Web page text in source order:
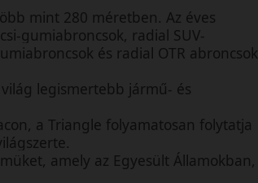
mint 280 méretben. Az éves
gumiabroncsok, radial SUV-
és radial OTR abroncsok
legismertebb jármű- és
a Triangle folyamatosan folytatja
amely az Egyesült Államokban,